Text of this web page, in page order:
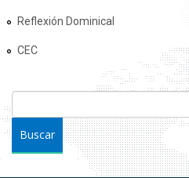
Reflexión Dominical
CEC
FORMULARIO DE BÚSQUEDA